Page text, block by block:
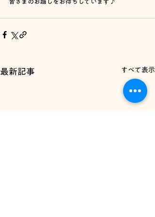
皆さまのお越しをお待ちしています♪
最新記事 すべて表示